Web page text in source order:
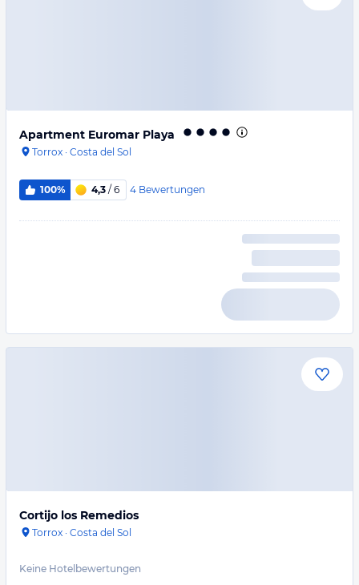
Apartment Euromar Playa
Torrox · Costa del Sol
100% 4,3 / 6 4 Bewertungen
Cortijo los Remedios
Torrox · Costa del Sol
Keine Hotelbewertungen